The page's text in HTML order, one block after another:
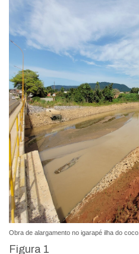
Obra de alargamento no igarapé ilha do coco.
Figura 1